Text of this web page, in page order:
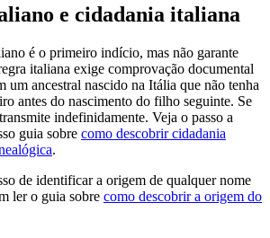
e cidadania italiana
é o primeiro indício, mas não garante
italiana exige comprovação documental
um ancestral nascido na Itália que não tenha
antes do nascimento do filho seguinte. Se
indefinidamente. Veja o passo a
guia sobre como descobrir cidadania
.
de identificar a origem de qualquer nome
ler o guia sobre como descobrir a origem do